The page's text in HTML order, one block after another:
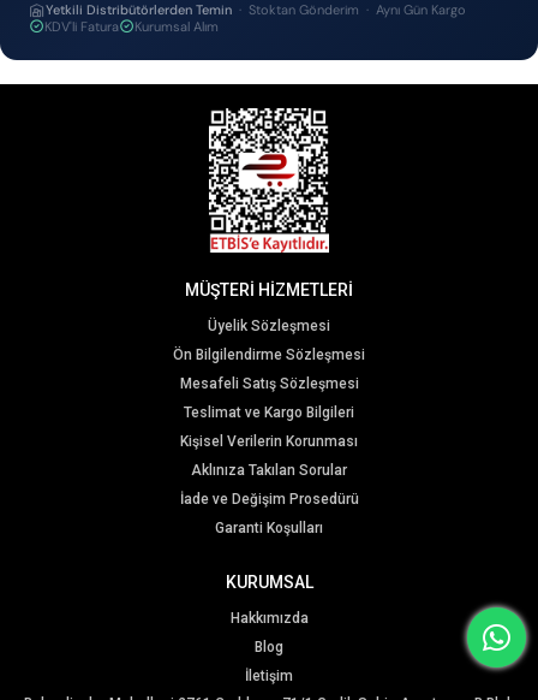
Yetkili Distribütörlerden Temin · Stoktan Gönderim · Aynı Gün Kargo
KDV'li Fatura
Kurumsal Alım
MÜŞTERİ HİZMETLERİ
Üyelik Sözleşmesi
Ön Bilgilendirme Sözleşmesi
Mesafeli Satış Sözleşmesi
Teslimat ve Kargo Bilgileri
Kişisel Verilerin Korunması
Aklınıza Takılan Sorular
İade ve Değişim Prosedürü
Garanti Koşulları
KURUMSAL
Hakkımızda
Blog
İletişim